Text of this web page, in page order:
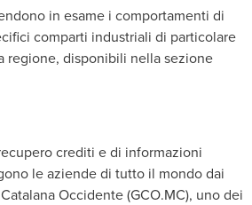
in esame i comportamenti di
comparti industriali di particolare
regione, disponibili nella sezione
crediti e di informazioni
le aziende di tutto il mondo dai
Occidente (GCO.MC), uno dei